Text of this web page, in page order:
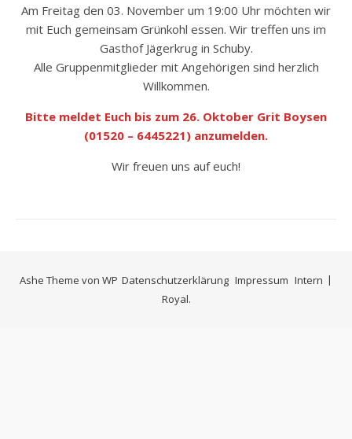
Am Freitag den 03. November um 19:00 Uhr möchten wir
mit Euch gemeinsam Grünkohl essen. Wir treffen uns im
Gasthof Jägerkrug in Schuby.
Alle Gruppenmitglieder mit Angehörigen sind herzlich
Willkommen.
Bitte meldet Euch bis zum 26. Oktober Grit Boysen
(01520 – 6445221) anzumelden.
Wir freuen uns auf euch!
Datenschutzerklärung Impressum Intern
Ashe Theme von WP
Royal.